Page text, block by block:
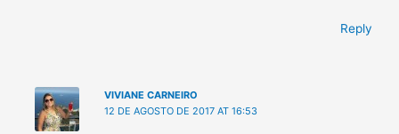
Reply
VIVIANE CARNEIRO
12 DE AGOSTO DE 2017 AT 16:53